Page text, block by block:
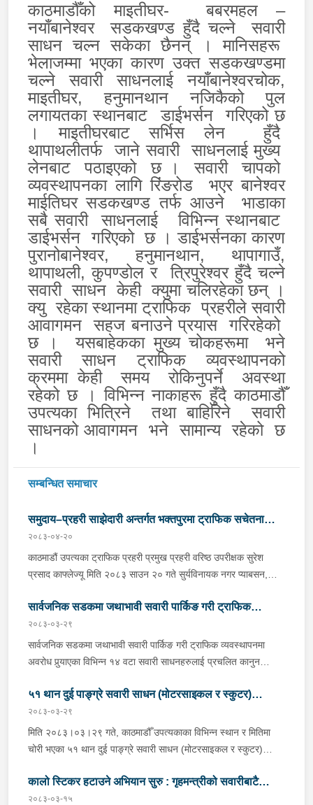
काठमाडौँको माइतीघर- बबरमहल –
नयाँबानेश्वर सडकखण्ड हुँदै चल्ने सवारी
साधन चल्न सकेका छैनन् । मानिसहरू
भेलाजम्मा भएका कारण उक्त सडकखण्डमा
चल्ने सवारी साधनलाई नयाँबानेश्वरचोक,
माइतीघर, हनुमानथान नजिकैको पुल
लगायतका स्थानबाट डाईभर्सन गरिएको छ
।माइतीघरबाट सर्भिस लेन हुँदै
थापाथलीतर्फ जाने सवारी साधनलाई मुख्य
लेनबाट पठाइएको छ ।सवारी चापको
व्यवस्थापनका लागि रिंङरोड भएर बानेश्वर
माईतिघर सडकखण्ड तर्फ आउने भाडाका
सबै सवारी साधनलाई विभिन्न स्थानबाट
डाईभर्सन गरिएको छ ।डाईभर्सनका कारण
पुरानोबानेश्वर, हनुमानथान, थापागाउँ,
थापाथली, कुपण्डोल र त्रिपुरेश्वर हुँदै चल्ने
सवारी साधन केही क्युमा चलिरहेका छन् ।
क्यु रहेका स्थानमा ट्राफिक प्रहरीले सवारी
आवागमन सहज बनाउने प्रयास गरिरहेको
छ ।यसबाहेकका मुख्य चोकहरूमा भने
सवारी साधन ट्राफिक व्यवस्थापनको
क्रममा केही समय रोकिनुपर्ने अवस्था
रहेको छ ।विभिन्न नाकाहरू हुँदै काठमाडौँ
उपत्यका भित्रिने तथा बाहिरिने सवारी
साधनको आवागमन भने सामान्य रहेको छ
।
सम्बन्धित समाचार
समुदाय–प्रहरी साझेदारी अन्तर्गत भक्तपुरमा ट्राफिक सचेतना
कार्यक्रम
२०८३-०४-२०
काठमाडौं उपत्यका ट्राफिक प्रहरी प्रमुख प्रहरी वरिष्ठ उपरीक्षक सुरेश
प्रसाद काफ्लेज्यू मिति २०८३ साउन २० गते सुर्यविनायक नगर प्याबसन,
केन्द्र कटुञ्जे भक्तपुरको सहकार्यमा आयोजित समुदाय- प्रहरी साझेदारी
कार्यक्रम अन्तर्गतको ट्राफिक सचेतना कार्यक्रममा उपस्थिती जनाउनु भएको
छ।
सार्वजनिक सडकमा जथाभावी सवारी पार्किङ गरी ट्राफिक
व्यवस्थापनमा अवरोध पुर्‍याएका विभिन्न १४ वटा सवारी
साधनहरुलाई प्रचलित कानुन बमोजिम कारबाही गरिएको छ।
२०८३-०३-२९
सार्वजनिक सडकमा जथाभावी सवारी पार्किङ गरी ट्राफिक व्यवस्थापनमा
अवरोध पुर्‍याएका विभिन्न १४ वटा सवारी साधनहरुलाई प्रचलित कानुन
५१ थान दुई पाङ्ग्रे सवारी साधन (मोटरसाइकल र स्कुटर)
खोजतलास गरी सम्बन्धित धनीलाई हस्तान्तरण।
२०८३-०३-२९
मिति २०८३।०३।२९ गते, काठमाडौँ उपत्यकाका विभिन्न स्थान र मितिमा
चोरी भएका ५१ थान दुई पाङ्ग्रे सवारी साधन (मोटरसाइकल र स्कुटर)
(सोमबार) सम्बन्धित धनीलाई हस्तान्तरण गरेको छ । काठमाडौँ उपत्यका
ट्राफिक प्रहरी कार्यालयमा आयोजित एक कार्यक्रमका बिच काठमाडौँ
कालो स्टिकर हटाउने अभियान सुरु : गृहमन्त्रीको सवारीबाटै
कार्यान्वयनको सुरुवात ।
२०८३-०३-१५